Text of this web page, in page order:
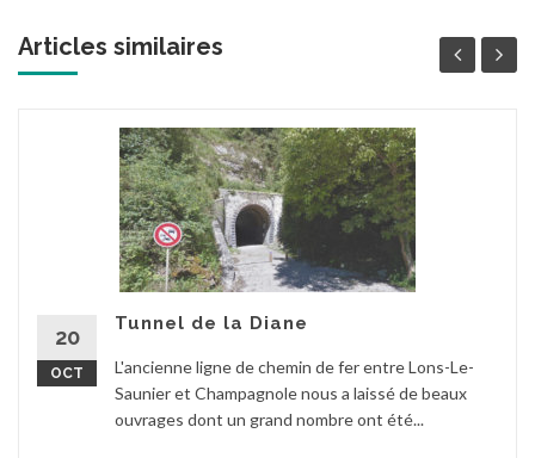
Articles similaires
20
OCT
Tunnel de la Diane
L'ancienne ligne de chemin de fer entre Lons-Le-
Saunier et Champagnole nous a laissé de beaux
ouvrages dont un grand nombre ont été...